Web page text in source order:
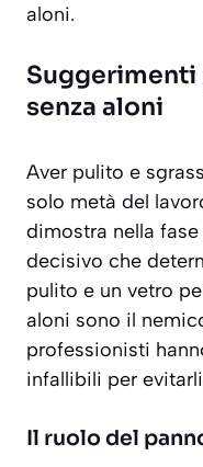
aloni.
Suggerimenti
senza aloni
Aver pulito e
solo metà del
dimostra nella
decisivo che
pulito e un vetro
aloni sono il
professionisti
infallibili per
Il ruolo del